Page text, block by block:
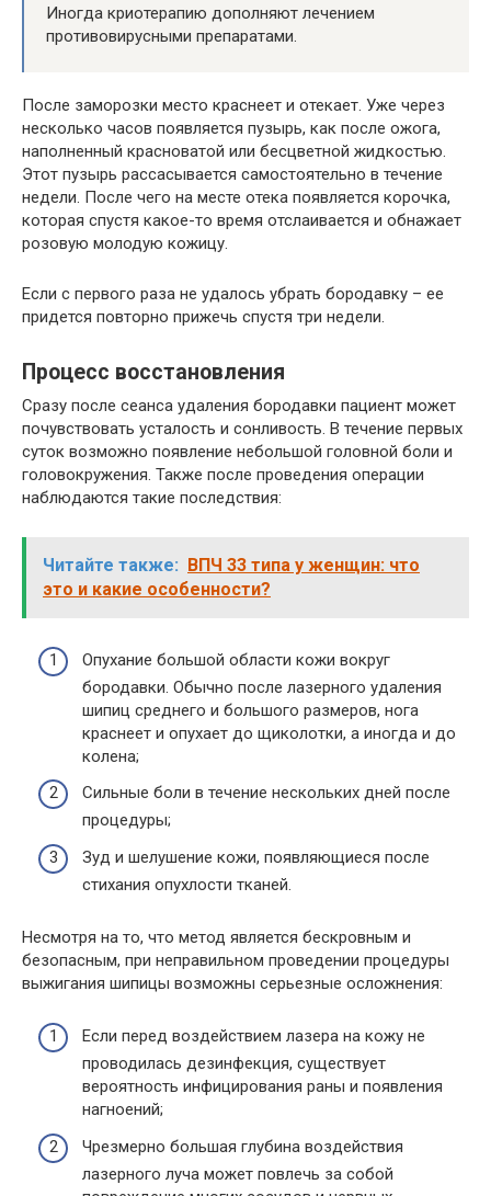
Иногда криотерапию дополняют лечением
противовирусными препаратами.
После заморозки место краснеет и отекает. Уже через
несколько часов появляется пузырь, как после ожога,
наполненный красноватой или бесцветной жидкостью.
Этот пузырь рассасывается самостоятельно в течение
недели. После чего на месте отека появляется корочка,
которая спустя какое-то время отслаивается и обнажает
розовую молодую кожицу.
Если с первого раза не удалось убрать бородавку – ее
придется повторно прижечь спустя три недели.
Процесс восстановления
Сразу после сеанса удаления бородавки пациент может
почувствовать усталость и сонливость. В течение первых
суток возможно появление небольшой головной боли и
головокружения. Также после проведения операции
наблюдаются такие последствия:
Читайте также: ВПЧ 33 типа у женщин: что
это и какие особенности?
Опухание большой области кожи вокруг
бородавки. Обычно после лазерного удаления
шипиц среднего и большого размеров, нога
краснеет и опухает до щиколотки, а иногда и до
колена;
Сильные боли в течение нескольких дней после
процедуры;
Зуд и шелушение кожи, появляющиеся после
стихания опухлости тканей.
Несмотря на то, что метод является бескровным и
безопасным, при неправильном проведении процедуры
выжигания шипицы возможны серьезные осложнения:
Если перед воздействием лазера на кожу не
проводилась дезинфекция, существует
вероятность инфицирования раны и появления
нагноений;
Чрезмерно большая глубина воздействия
лазерного луча может повлечь за собой